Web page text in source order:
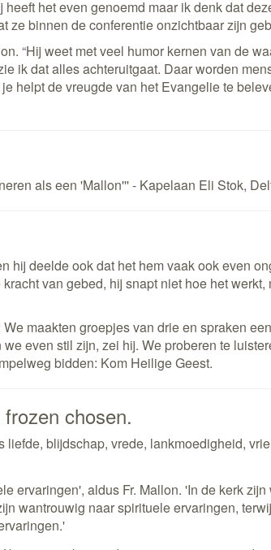
het even genoemd maar ik denk dat
ze binnen de conferentie onzichtbaar zijn
“Hij weet met veel humor kernen van de
ik dat alles achteruitgaat. Daar worden
helpt de vreugde van het Evangelie te
als een 'Mallon''' - Kapelaan Eli Stok,
hij deelde ook dat het hem vaak ook even
van gebed, hij snapt niet hoe het
maakten groepjes van drie en spraken
even stil zijn, zei hij. We proberen te
bidden: Kom Heilige Geest.
chosen.
liefde, blijdschap, vrede, lankmoedigheid,
ervaringen', aldus Fr. Mallon. 'In de kerk
wantrouwig naar spirituele ervaringen,